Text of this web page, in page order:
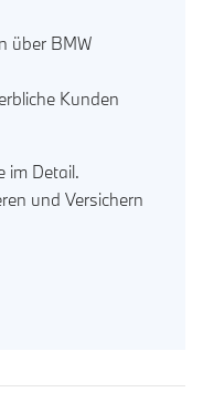
über BMW
Kunden
im Detail.
und Versichern